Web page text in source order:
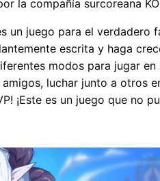
la compañía surcoreana
un juego para el verdadero
escrita y haga
modos para jugar en
luchar junto a otros
¡Este es un juego que no